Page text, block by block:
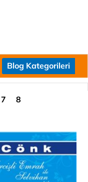
Blog Kategorileri
7 8